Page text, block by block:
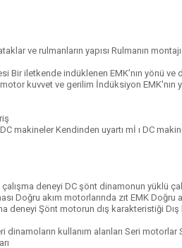
ve rulmanların yapısı Rulmanın
iletkende indüklenen EMK’nın yönü
kuvvet ve gerilim İndüksiyon
makineler Kendinden uyartı mİ ı DC
deneyi DC şönt dinamonun yüklü
Doğru akım motorlarında zıt EMK
deneyi Şönt motorun dış karakteristiği
kullanım alanları Seri